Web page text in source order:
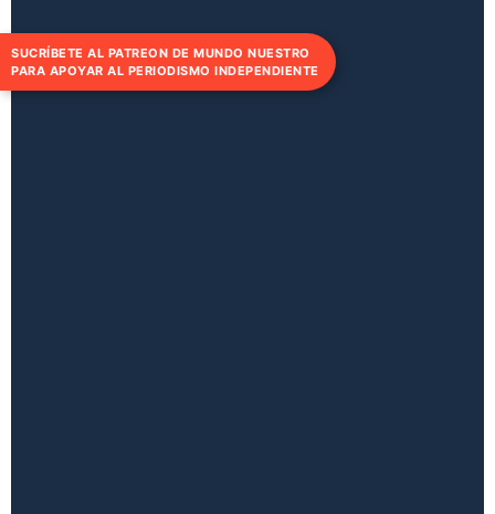
SUCRÍBETE AL PATREON DE MUNDO NUESTRO
PARA APOYAR AL PERIODISMO INDEPENDIENTE